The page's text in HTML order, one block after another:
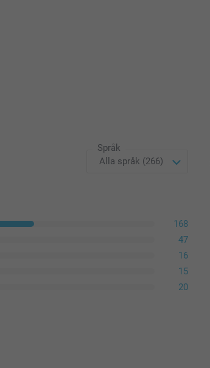
Språk
168
47
16
15
20